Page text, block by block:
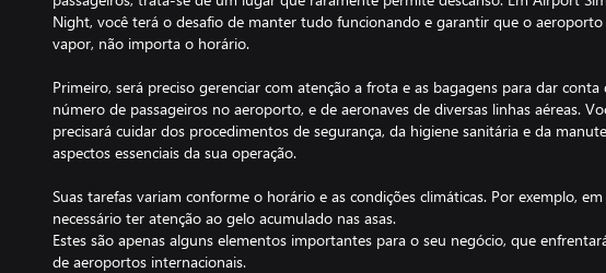
Night, você terá o desafio de manter tudo funcionando e garantir que o aeroporto
vapor, não importa o horário.
Primeiro, será preciso gerenciar com atenção a frota e as bagagens para dar conta
número de passageiros no aeroporto, e de aeronaves de diversas linhas aéreas.
precisará cuidar dos procedimentos de segurança, da higiene sanitária e da
aspectos essenciais da sua operação.
Suas tarefas variam conforme o horário e as condições climáticas. Por exemplo,
necessário ter atenção ao gelo acumulado nas asas.
Estes são apenas alguns elementos importantes para o seu negócio, que
de aeroportos internacionais.